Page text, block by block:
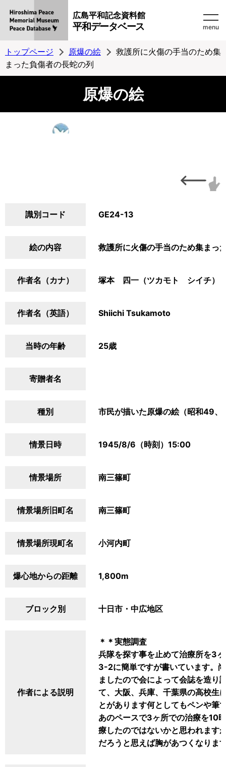
広島平和記念資料館
平和データベース menu
トップページ 原爆の絵
救護所に火傷の手当のため集
まった負傷者の長蛇の列
原爆の絵
識別コード GE24-13
絵の内容 救護所に火傷の手当のため集まっ
作者名（カナ） 塚本 四一（ツカモト シイチ）
作者名（英語） Shiichi Tsukamoto
当時の年齢 25歳
寄贈者名
種別 市民が描いた原爆の絵（昭和49、
情景日時 1945/8/6（時刻）15:00
情景場所 南三篠町
情景場所旧町名 南三篠町
情景場所現町名 小河内町
爆心地からの距離 1,800m
ブロック別 十日市・中広地区
作者による説明
＊＊実態調査
兵隊を探す事を止めて治療所を3
3-2に簡単ですが書いています。
ましたので会によって会誌を造り
て、大阪、兵庫、千葉県の高校生
とがあります何としてもペンや筆
あのペースで3ヶ所での治療を10
療したのではないかと思われます
だろうと思えば胸があつくなりま